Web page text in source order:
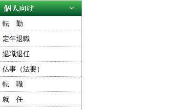
転 勤
定年退職
退職退任
仏事（法要）
転 職
就 任